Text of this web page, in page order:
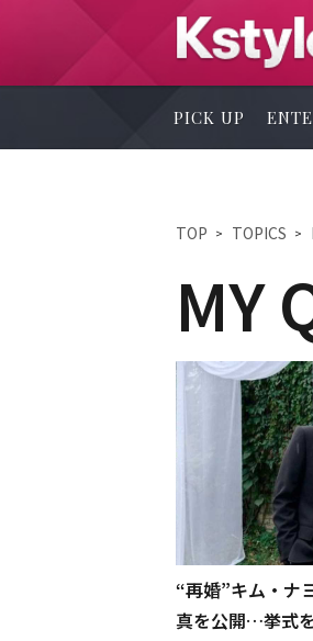
PICK UP
TOP TOPICS
MY
“再婚”キム・ナ
真を公開…挙式